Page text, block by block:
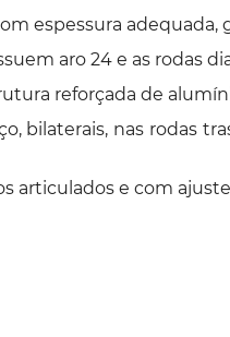
espessura adequada,
aro 24 e as rodas
reforçada de
bilaterais, nas rodas
articulados e com